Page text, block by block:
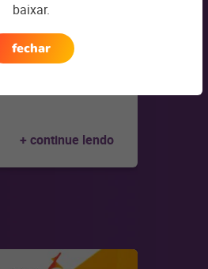
como crescer
de crise no
+ continue lendo
baixar.
fechar